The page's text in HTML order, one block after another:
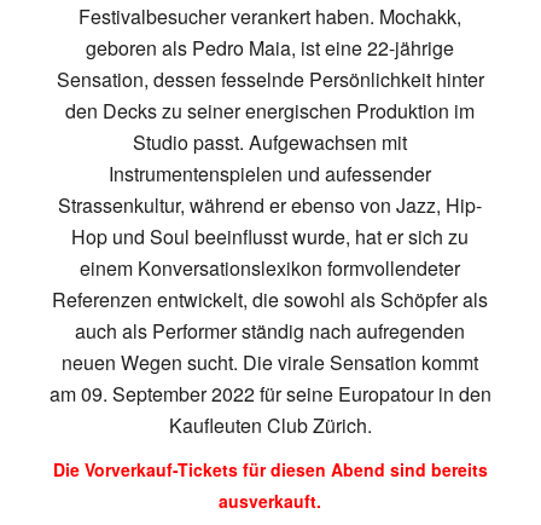
Festivalbesucher verankert haben. Mochakk,
geboren als Pedro Maia, ist eine 22-jährige
Sensation, dessen fesselnde Persönlichkeit hinter
den Decks zu seiner energischen Produktion im
Studio passt. Aufgewachsen mit
Instrumentenspielen und aufessender
Strassenkultur, während er ebenso von Jazz, Hip-
Hop und Soul beeinflusst wurde, hat er sich zu
einem Konversationslexikon formvollendeter
Referenzen entwickelt, die sowohl als Schöpfer als
auch als Performer ständig nach aufregenden
neuen Wegen sucht. Die virale Sensation kommt
am 09. September 2022 für seine Europatour in den
Kaufleuten Club Zürich.
Die Vorverkauf-Tickets für diesen Abend sind bereits
ausverkauft.